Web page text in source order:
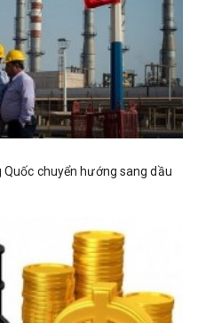
chuyển hướng sang dầu